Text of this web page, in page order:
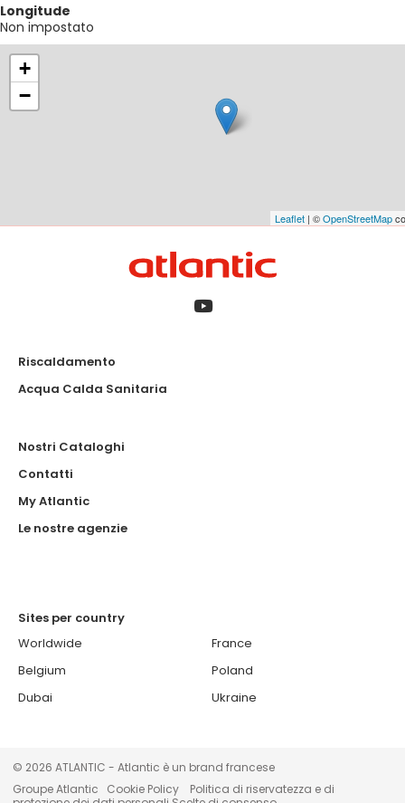
Longitude
Non impostato
+
−
Leaflet | ©OpenStreetMap
Riscaldamento
Acqua Calda Sanitaria
Nostri Cataloghi
Contatti
My Atlantic
Le nostre agenzie
Sites per country
Worldwide
Belgium
Dubai
France
Poland
Ukraine
© 2026 ATLANTIC - Atlantic è un brand francese
Groupe Atlantic
Cookie Policy
Politica di riservatezza e di